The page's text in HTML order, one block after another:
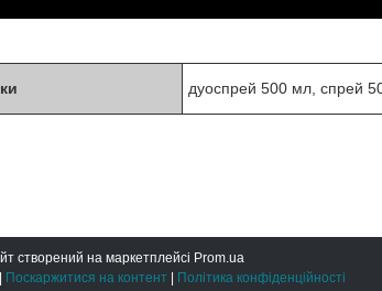
дуоспрей 500 мл, спрей
створений на маркетплейсі Prom.ua
Поскаржитися на контент Політика конфіденційності